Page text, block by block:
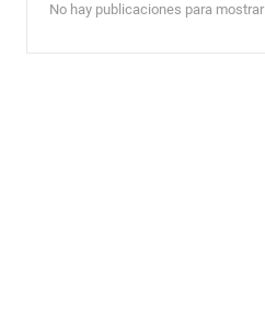
No hay publicaciones para mostrar